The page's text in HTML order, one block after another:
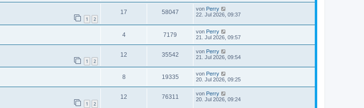
1 2
17 58047 von Perry
22. Jul 2026, 09:37
4 7179 von Perry
21. Jul 2026, 09:57
1 2
12 35542 von Perry
21. Jul 2026, 09:54
8 19335 von Perry
20. Jul 2026, 09:25
1 2
12 76311 von Perry
20. Jul 2026, 09:24